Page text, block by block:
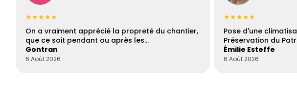
★★★★★
On a vraiment apprécié la propreté du chantier,
que ce soit pendant ou après les…
Gontran
6 Août 2026
★★★★★
Pose d'une
Préservation du
Émilie Esteffe
6 Août 2026